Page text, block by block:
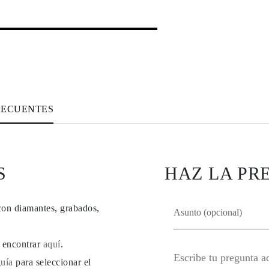
diamantes, grabados,
encontrar aquí.
para seleccionar el
HAZ LA